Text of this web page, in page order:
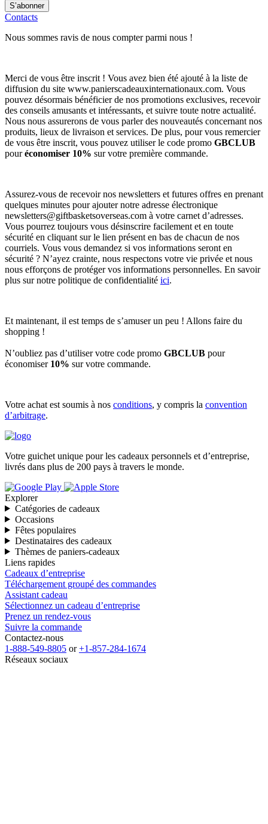
S’abonner
Contacts
Nous sommes ravis de nous compter parmi nous !
Merci de vous être inscrit ! Vous avez bien été ajouté à la liste de
diffusion du site www.panierscadeauxinternationaux.com. Vous
pouvez désormais bénéficier de nos promotions exclusives, recevoir
des conseils amusants et intéressants, et suivre toute notre actualité.
Nous nous assurerons de vous parler des nouveautés concernant nos
produits, lieux de livraison et services. De plus, pour vous remercier
de vous être inscrit, vous pouvez utiliser le code promo GBCLUB
pouréconomiser 10% sur votre première commande.
Assurez-vous de recevoir nos newsletters et futures offres en prenant
quelques minutes pour ajouter notre adresse électronique
newsletters@giftbasketsoverseas.com à votre carnet d’adresses.
Vous pourrez toujours vous désinscrire facilement et en toute
sécurité en cliquant sur le lien présent en bas de chacun de nos
courriels. Vous vous demandez si vos informations seront en
sécurité ? N’ayez crainte, nous respectons votre vie privée et nous
nous efforçons de protéger vos informations personnelles. En savoir
plus sur notre politique de confidentialité ici.
Et maintenant, il est temps de s’amuser un peu ! Allons faire du
shopping !
N’oubliez pas d’utiliser votre code promo GBCLUB pour
économiser 10% sur votre commande.
Votre achat est soumis à nos conditions, y compris la convention
d’arbitrage.
Votre guichet unique pour les cadeaux personnels et d’entreprise,
livrés dans plus de 200 pays à travers le monde.
Explorer
Catégories de cadeaux
Occasions
Fêtes populaires
Destinataires des cadeaux
Thèmes de paniers-cadeaux
Liens rapides
Cadeaux d’entreprise
Téléchargement groupé des commandes
Assistant cadeau
Sélectionnez un cadeau d’entreprise
Prenez un rendez-vous
Suivre la commande
Contactez-nous
1-888-549-8805 or+1-857-284-1674
Réseaux sociaux